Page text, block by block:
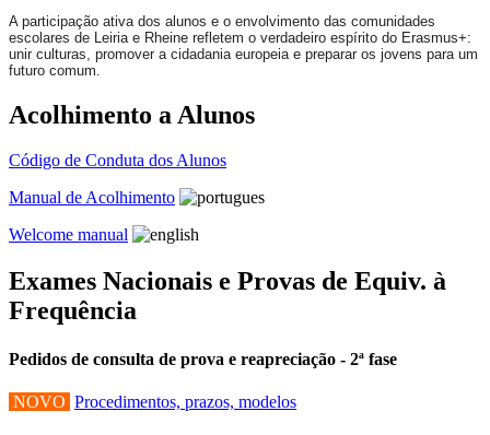
A participação ativa dos alunos e o envolvimento das comunidades
escolares de Leiria e Rheine refletem o verdadeiro espírito do Erasmus+:
unir culturas, promover a cidadania europeia e preparar os jovens para um
futuro comum.
Acolhimento a Alunos
Código de Conduta dos Alunos
Manual de Acolhimento
Welcome manual
Exames Nacionais e Provas de Equiv. à
Frequência
Pedidos de consulta de prova e reapreciação - 2ª fase
NOVO Procedimentos, prazos, modelos